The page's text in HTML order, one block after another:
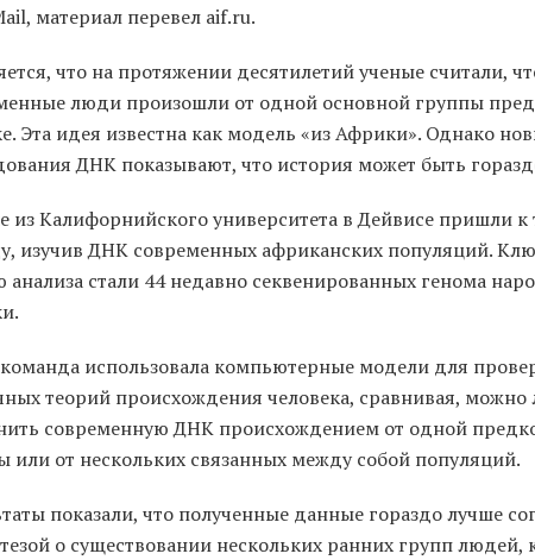
материал перевел aif.ru.
что на протяжении десятилетий ученые считали,
люди произошли от одной основной группы
Эта идея известна как модель «из Африки». Однако
ДНК показывают, что история может быть
из Калифорнийского университета в Дейвисе пришли к
изучив ДНК современных африканских популяций.
анализа стали 44 недавно секвенированных генома
использовала компьютерные модели для
теорий происхождения человека, сравнивая, можно
современную ДНК происхождением от одной
или от нескольких связанных между собой популяций.
показали, что полученные данные гораздо лучше
о существовании нескольких ранних групп людей,